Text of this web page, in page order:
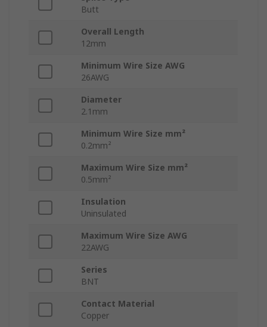
Butt
Overall Length
12mm
Minimum Wire Size AWG
26AWG
Diameter
2.1mm
Minimum Wire Size mm²
0.2mm²
Maximum Wire Size mm²
0.5mm²
Insulation
Uninsulated
Maximum Wire Size AWG
22AWG
Series
BNT
Contact Material
Copper